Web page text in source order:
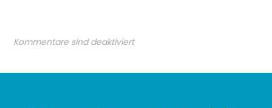
Kommentare sind deaktiviert